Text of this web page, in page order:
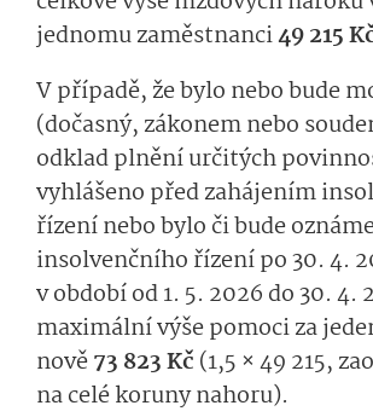
jednomu zaměstnanci49 215
V případě, že bylo nebo bude
(dočasný, zákonem nebo
odklad plnění určitých
vyhlášeno před zahájením
řízení nebo bylo či bude
insolvenčního řízení po 30. 4.
v období od 1. 5. 2026 do 30. 4.
maximální výše pomoci za
nově73 823 Kč (1,5 × 49 215,
na celé koruny nahoru).